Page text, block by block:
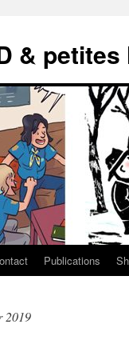
& petites
Publications
2019